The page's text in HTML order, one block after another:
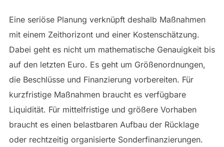
Eine seriöse Planung verknüpft deshalb Maßnahmen
mit einem Zeithorizont und einer Kostenschätzung.
Dabei geht es nicht um mathematische Genauigkeit bis
auf den letzten Euro. Es geht um Größenordnungen,
die Beschlüsse und Finanzierung vorbereiten. Für
kurzfristige Maßnahmen braucht es verfügbare
Liquidität. Für mittelfristige und größere Vorhaben
braucht es einen belastbaren Aufbau der Rücklage
oder rechtzeitig organisierte Sonderfinanzierungen.